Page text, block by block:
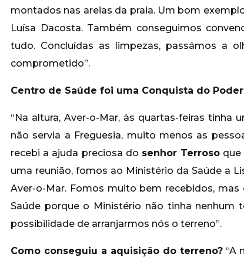
montados nas areias da praia. Um bom
Luísa Dacosta. Também conseguimos
tudo. Concluídas as limpezas, passámos a
comprometido”.
Centro de Saúde foi uma Conquista do
“Na altura, Aver-o-Mar, às quartas-feiras
não servia a Freguesia, muito menos as
recebi a ajuda preciosa do senhor Terroso que
uma reunião, fomos ao Ministério da Saúde a
Aver-o-Mar. Fomos muito bem recebidos,
Saúde porque o Ministério não tinha nenhum
possibilidade de arranjarmos nós o terreno”.
Como conseguiu a aquisição do terreno? “A